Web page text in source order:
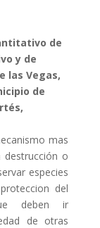
de
y de
las Vegas,
de
mas
destrucción o
especies
del
deben ir
de otras